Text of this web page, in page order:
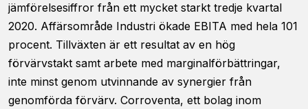
jämförelsesiffror från ett mycket starkt tredje kvartal
2020. Affärsområde Industri ökade EBITA med hela 101
procent. Tillväxten är ett resultat av en hög
förvärvstakt samt arbete med marginalförbättringar,
inte minst genom utvinnande av synergier från
genomförda förvärv. Corroventa, ett bolag inom